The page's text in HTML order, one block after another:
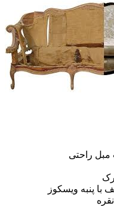
مبل راحتی
پنبه ویسکوز